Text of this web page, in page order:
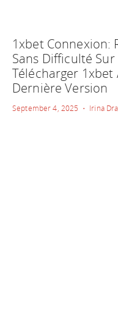
1xbet Connexion:
Sans Difficulté
Télécharger
Dernière Version
September 4, 2025 • Irina